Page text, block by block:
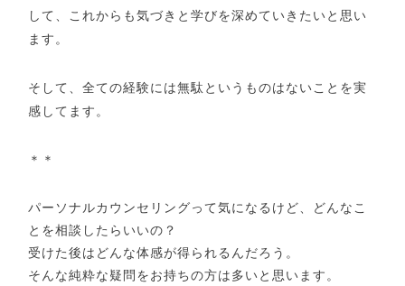
して、これからも気づきと学びを深めていきたいと思い
ます。
そして、全ての経験には無駄というものはないことを実
感してます。
＊＊
パーソナルカウンセリングって気になるけど、どんなこ
とを相談したらいいの？
受けた後はどんな体感が得られるんだろう。
そんな純粋な疑問をお持ちの方は多いと思います。